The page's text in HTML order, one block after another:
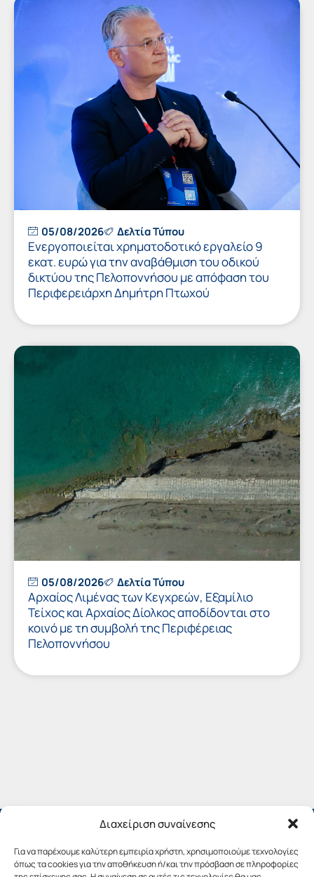
Διαχείριση συναίνεσης
Για να παρέχουμε καλύτερη εμπειρία χρήστη, χρησιμοποιούμε τεχνολογίες
όπως τα cookies για την αποθήκευση ή/και την πρόσβαση σε πληροφορίες
05/08/2026 Δελτία Τύπου
Ενεργοποιείται χρηματοδοτικό εργαλείο 9
εκατ. ευρώ για την αναβάθμιση του οδικού
δικτύου της Πελοποννήσου με απόφαση του
Περιφερειάρχη Δημήτρη Πτωχού
05/08/2026 Δελτία Τύπου
Αρχαίος Λιμένας των Κεγχρεών, Εξαμίλιο
Τείχος και Aρχαίος Δίολκος αποδίδονται στο
κοινό με τη συμβολή της Περιφέρειας
Πελοποννήσου